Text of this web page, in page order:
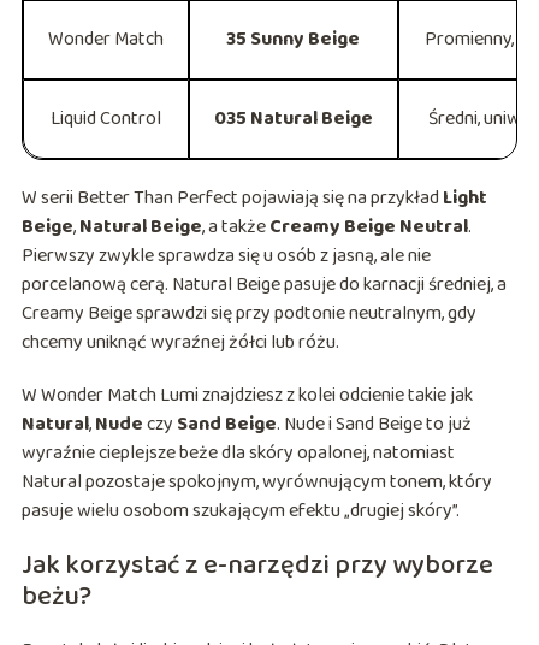
Wonder Match 35 Sunny Beige Promienny,
Liquid Control 035 Natural Beige Średni,
W serii Better Than Perfect pojawiają się na przykład Light
Beige,Natural Beige, a takżeCreamy Beige Neutral.
Pierwszy zwykle sprawdza się u osób z jasną, ale nie
porcelanową cerą. Natural Beige pasuje do karnacji średniej, a
Creamy Beige sprawdzi się przy podtonie neutralnym, gdy
chcemy uniknąć wyraźnej żółci lub różu.
W Wonder Match Lumi znajdziesz z kolei odcienie takie jak
Natural,Nudeczy Sand Beige. Nude i Sand Beige to już
wyraźnie cieplejsze beże dla skóry opalonej, natomiast
Natural pozostaje spokojnym, wyrównującym tonem, który
pasuje wielu osobom szukającym efektu „drugiej skóry”.
Jak korzystać z e-narzędzi przy wyborze
beżu?